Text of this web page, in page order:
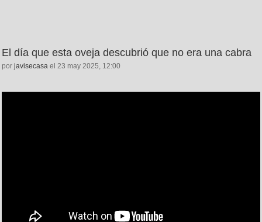
El día que esta oveja descubrió que no era una cabra
por javisecasa el 23 may 2025, 12:00